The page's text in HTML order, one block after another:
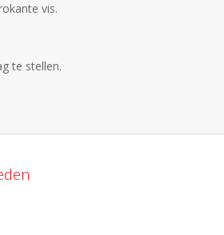
vis.
te stellen.